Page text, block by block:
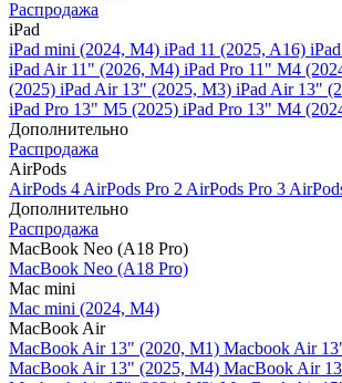
Распродажа
iPad
iPad mini (2024, M4) iPad 11 (2025, A16)
iPad Air 11" (2026, M4) iPad Pro 11" M4
(2025) iPad Air 13" (2025, M3) iPad Air 13"
iPad Pro 13" M5 (2025) iPad Pro 13" M4
Дополнительно
Распродажа
AirPods
AirPods 4 AirPods Pro 2 AirPods Pro 3
Дополнительно
Распродажа
MacBook Neo (A18 Pro)
MacBook Neo (A18 Pro)
Mac mini
Mac mini (2024, M4)
MacBook Air
MacBook Air 13" (2020, M1) Macbook Air
MacBook Air 13" (2025, M4) MacBook Air